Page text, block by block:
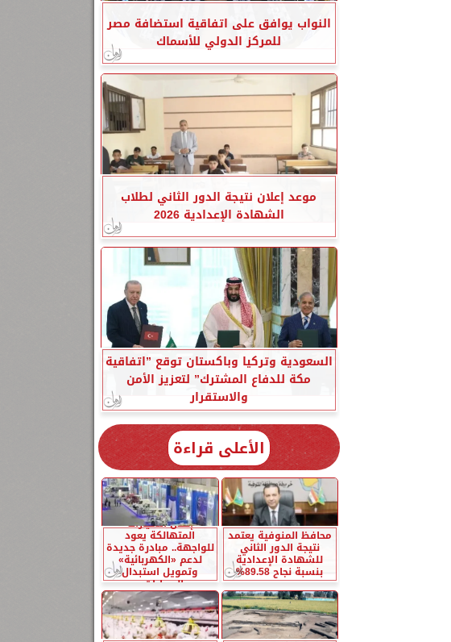
النواب يوافق على اتفاقية استضافة مصر
للمركز الدولي للأسماك
موعد إعلان نتيجة الدور الثاني لطلاب
الشهادة الإعدادية 2026
السعودية وتركيا وباكستان توقع ”اتفاقية
مكة للدفاع المشترك” لتعزيز الأمن
والاستقرار
الأعلى قراءة
محافظ المنوفية يعتمد
نتيجة الدور الثاني
للشهادة الإعدادية
بنسبة نجاح 89.58%
إحلال السيارات
المتهالكة يعود
للواجهة.. مبادرة جديدة
لدعم «الكهربائية»
وتمويل استبدال
السيارات...